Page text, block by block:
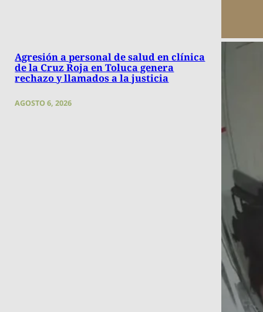
Agresión a personal de salud en clínica
de la Cruz Roja en Toluca genera
rechazo y llamados a la justicia
AGOSTO 6, 2026